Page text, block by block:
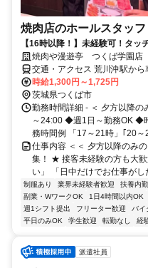
焼肉店のホールスタッフ
【16時以降！】未経験可！タ
焼肉や漫遊亭 つくば学園店
交通・アクセス 荒川沖駅から
時給1,300円～1,725円
茨城県つくば市
勤務時間詳細 - ＜ 夕方以降の
～24:00 ◆週1日～勤務OK ◆
務時間例 「17～21時」｢20～
仕事内容 ＜＜ 夕方以降のみ
集！ ★ 接客未経験の方も大
い」 「日中だけでお仕事が
制服あり 業界未経験者歓迎 扶養内
副業・WワークOK
1日4時間以内OK
週1シフト提出
フリーター歓迎 バイ
平日のみOK
学生歓迎 転勤なし 経
派遣社員